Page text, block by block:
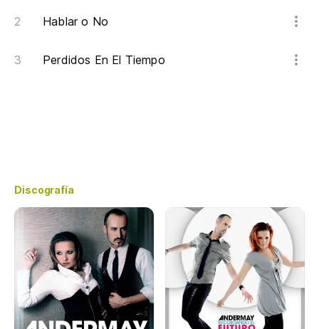
Hablar o No
Perdidos En El Tiempo
Discografía